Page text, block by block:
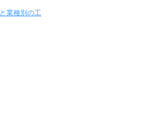
業種別の工